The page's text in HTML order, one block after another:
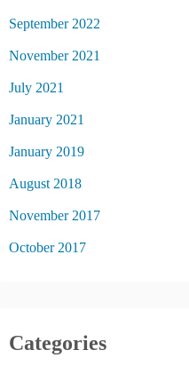
September 2022
November 2021
July 2021
January 2021
January 2019
August 2018
November 2017
October 2017
Categories